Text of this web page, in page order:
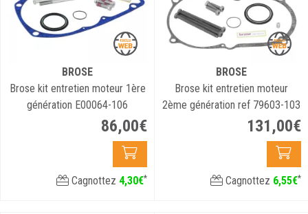
BROSE
Brose kit entretien moteur 1ère
génération E00064-106
86,00€
Cagnottez 4,30€*
BROSE
Brose kit entretien moteur
2ème génération ref 79603-103
131,00€
Cagnottez 6,55€*